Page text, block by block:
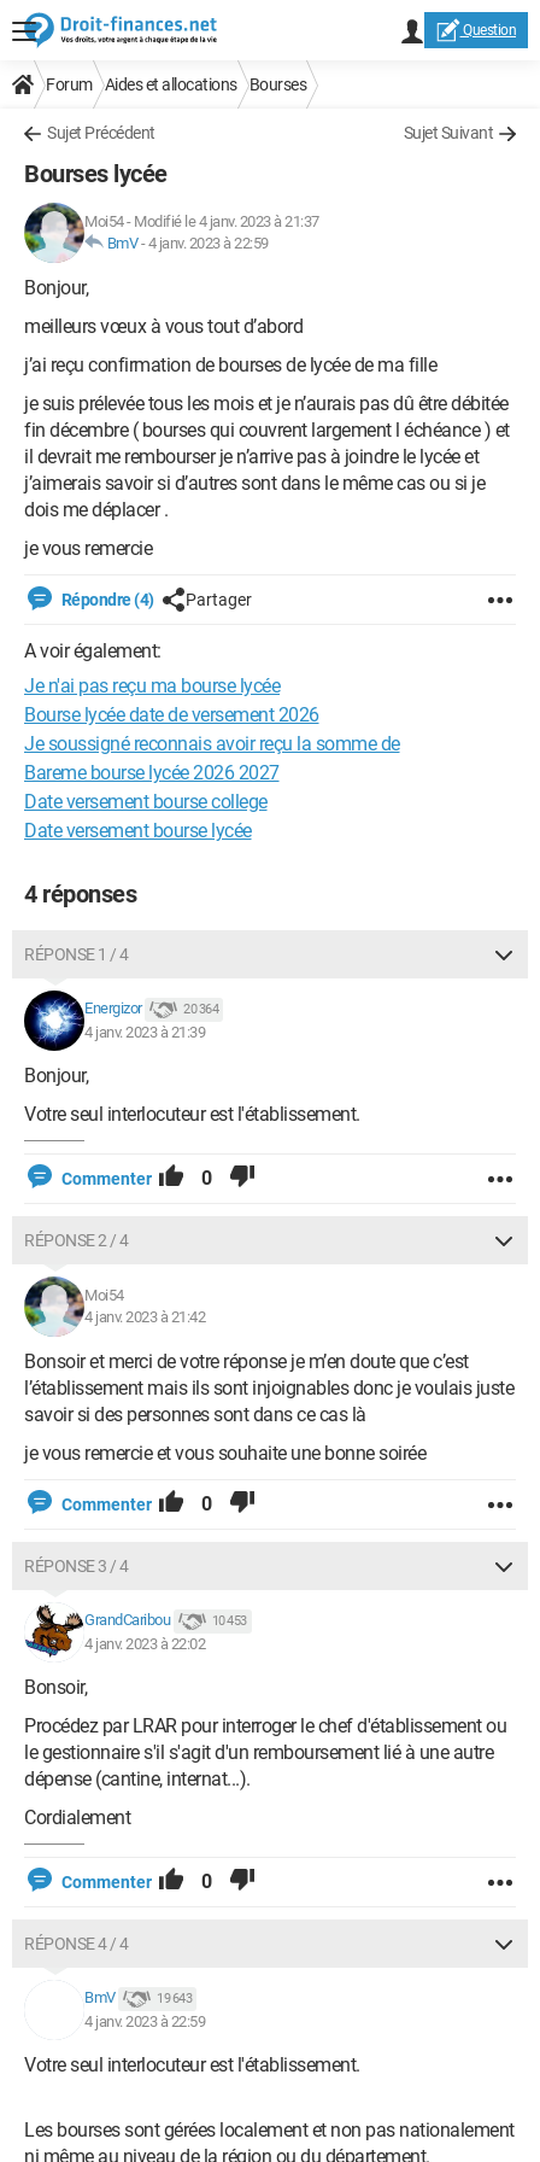
Question
Forum Aides et allocations Bourses
Sujet Précédent Sujet Suivant
Bourses lycée
Moi54- Modifié le 4 janv. 2023 à 21:37
BmV-4 janv. 2023 à 22:59
Bonjour,
meilleurs vœux à vous tout d’abord
j’ai reçu confirmation de bourses de lycée de ma fille
je suis prélevée tous les mois et je n’aurais pas dû être débitée
fin décembre ( bourses qui couvrent largement l échéance ) et
il devrait me rembourser je n’arrive pas à joindre le lycée et
j’aimerais savoir si d’autres sont dans le même cas ou si je
dois me déplacer .
je vous remercie
Répondre (4) Partager
A voir également:
Je n'ai pas reçu ma bourse lycée
Bourse lycée date de versement 2026
Je soussigné reconnais avoir reçu la somme de
Bareme bourse lycée 2026 2027
Date versement bourse college
Date versement bourse lycée
4 réponses
RÉPONSE 1 / 4
Energizor 20 364
4 janv. 2023 à 21:39
Bonjour,
Votre seul interlocuteur est l'établissement.
Commenter 0
RÉPONSE 2 / 4
Moi54
4 janv. 2023 à 21:42
Bonsoir et merci de votre réponse je m’en doute que c’est
l’établissement mais ils sont injoignables donc je voulais juste
savoir si des personnes sont dans ce cas là
je vous remercie et vous souhaite une bonne soirée
Commenter 0
RÉPONSE 3 / 4
GrandCaribou 10 453
4 janv. 2023 à 22:02
Bonsoir,
Procédez par LRAR pour interroger le chef d'établissement ou
le gestionnaire s'il s'agit d'un remboursement lié à une autre
dépense (cantine, internat...).
Cordialement
Commenter 0
RÉPONSE 4 / 4
BmV 19 643
4 janv. 2023 à 22:59
Votre seul interlocuteur est l'établissement.
Les bourses sont gérées localement et non pas nationalement
ni même au niveau de la région ou du département.